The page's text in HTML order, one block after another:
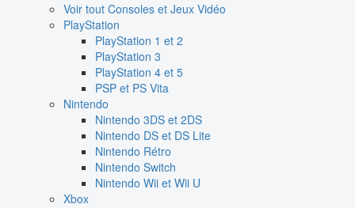
Voir tout Consoles et Jeux Vidéo
PlayStation
PlayStation 1 et 2
PlayStation 3
PlayStation 4 et 5
PSP et PS Vita
Nintendo
Nintendo 3DS et 2DS
Nintendo DS et DS Lite
Nintendo Rétro
Nintendo Switch
Nintendo Wii et Wii U
Xbox